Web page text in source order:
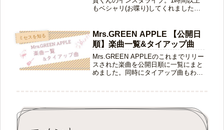
もベシャリ(お喋り)してくれました。
のインライの目的は、後半話してくれ
たことが全て...
ミセスを知る
Mrs.GREEN APPLE 【公開日
順】楽曲一覧&タイアップ曲
Mrs.GREEN APPLEのこれまでリリー
スされた楽曲を公開日順に一覧にまと
めました。同時にタイアップ曲もわか